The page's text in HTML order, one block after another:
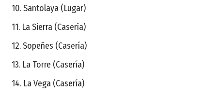
10. Santolaya (Lugar)
11. La Sierra (Casería)
12. Sopeñes (Casería)
13. La Torre (Casería)
14. La Vega (Casería)